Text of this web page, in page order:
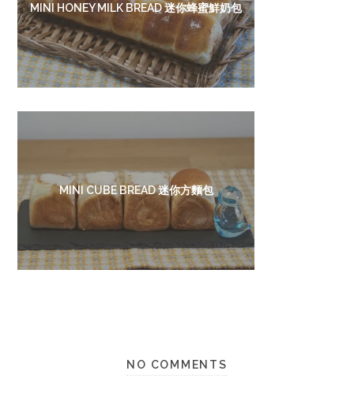
MINI HONEY MILK BREAD 迷你蜂蜜鮮奶包
MINI CUBE BREAD 迷你方麵包
NO COMMENTS